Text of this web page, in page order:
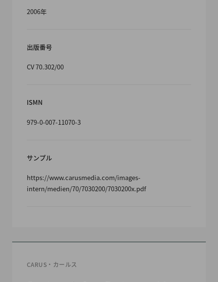
2006年
出版番号
CV 70.302/00
ISMN
979-0-007-11070-3
サンプル
https://www.carusmedia.com/images-
intern/medien/70/7030200/7030200x.pdf
CARUS・カールス